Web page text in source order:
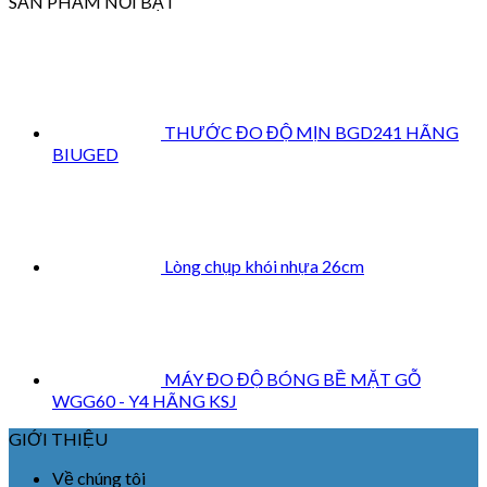
THƯỚC ĐO ĐỘ MỊN BGD241 HÃNG
BIUGED
Lòng chụp khói nhựa 26cm
MÁY ĐO ĐỘ BÓNG BỀ MẶT GỖ
WGG60 - Y4 HÃNG KSJ
GIỚI THIỆU
Về chúng tôi